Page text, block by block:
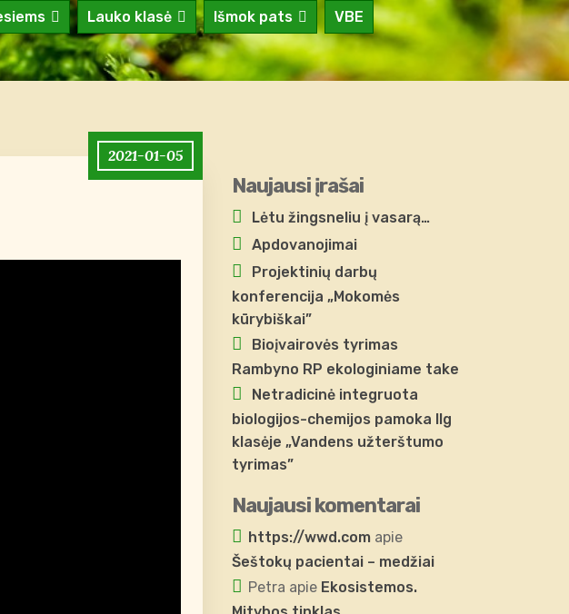
Lauko klasė Išmok pats
VBE
2021-01-05
Naujausi įrašai
Lėtu žingsneliu į vasarą…
Apdovanojimai
Projektinių darbų
konferencija „Mokomės
kūrybiškai”
Bioįvairovės tyrimas
Rambyno RP ekologiniame take
Netradicinė integruota
biologijos-chemijos pamoka IIg
klasėje „Vandens užterštumo
tyrimas”
Naujausi komentarai
https://wwd.com apie
Šeštokų pacientai – medžiai
Petra apie Ekosistemos.